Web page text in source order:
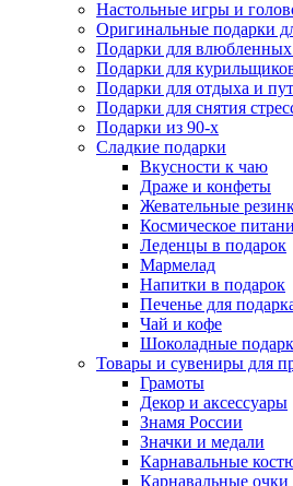
Настольные игры и
Оригинальные подарки
Подарки для
Подарки для
Подарки для отдыха и
Подарки для снятия
Подарки из 90-х
Сладкие подарки
Вкусности к чаю
Драже и конфеты
Жевательные
Космическое
Леденцы в подарок
Мармелад
Напитки в подарок
Печенье для
Чай и кофе
Шоколадные
Товары и сувениры для
Грамоты
Декор и аксессуары
Знамя России
Значки и медали
Карнавальные
Карнавальные очки